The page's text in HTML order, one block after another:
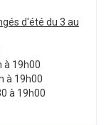
d'été du 3 au
à 19h00
à 19h00
à 19h00